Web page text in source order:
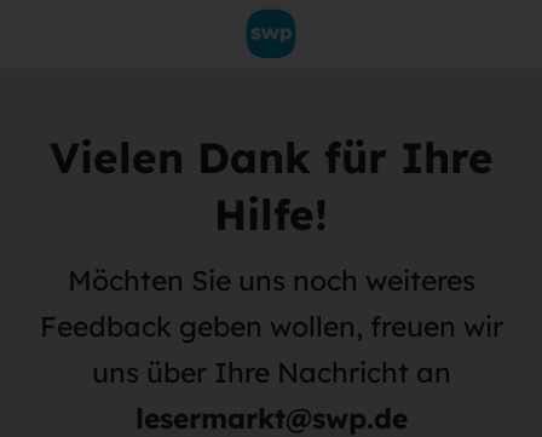
Vielen Dank für Ihre
Hilfe!
Möchten Sie uns noch weiteres
Feedback geben wollen, freuen wir
uns über Ihre Nachricht an
lesermarkt@swp.de